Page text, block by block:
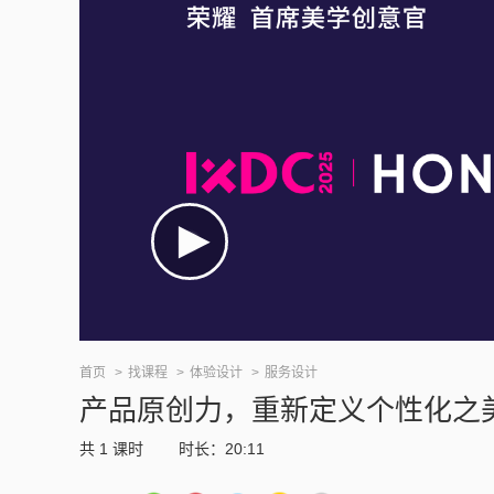
首页 找课程 体验设计 服务设计
产品原创力，重新定义个性化之
共 1 课时 时长：20:11